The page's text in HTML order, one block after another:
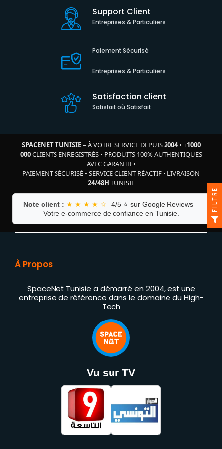
Support Client
Entreprises & Particuliers
Paiement Sécurisé
Entreprises & Particuliers
Satisfaction client
Satisfait où Satisfait
SPACENET TUNISIE– À VOTRE SERVICE DEPUIS2004• +1000
000CLIENTS ENREGISTRÉS• PRODUITS 100% AUTHENTIQUES
AVEC GARANTIE•
PAIEMENT SÉCURISÉ • SERVICE CLIENT RÉACTIF • LIVRAISON
24/48H TUNISIE
Note client : ★ ★ ★ ★ ☆
4/5 ⭐ sur Google Reviews –
Votre e-commerce de confiance en Tunisie.
À Propos
SpaceNet Tunisie a démarré en 2004, est une
entreprise de référence dans le domaine du High-
Tech
Vu sur TV
FILTRE